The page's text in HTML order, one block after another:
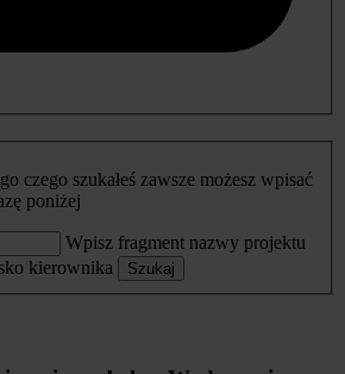
czego szukałeś zawsze możesz wpisać
poniżej
Wpisz fragment nazwy projektu
kierownika
Szukaj